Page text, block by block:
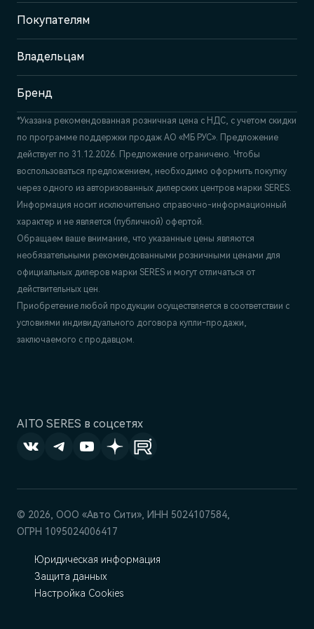
AITO SERES в соцсетях
д. 13
Отдел продаж и сервиса
+7 (495) 445-61-10
Покупателям
Владельцам
Бренд
*Указана рекомендованная розничная цена c НДС, с учетом скидки
по программе поддержки продаж АО «МБ РУС». Предложение
действует по 31.12.2026. Предложение ограничено. Чтобы
воспользоваться предложением, необходимо оформить покупку
через одного из авторизованных дилерских центров марки SERES.
Информация носит исключительно справочно-информационный
характер и не является (публичной) офертой.
Обращаем ваше внимание, что указанные цены являются
необязательными рекомендованными розничными ценами для
официальных дилеров марки SERES и могут отличаться от
действительных цен.
Приобретение любой продукции осуществляется в соответствии с
условиями индивидуального договора купли-продажи,
заключаемого с продавцом.
© 2026, ООО «‎Авто Сити», ИНН 5024107584,
ОГРН 1095024006417
Юридическая информация
Защита данных
Настройка Cookies